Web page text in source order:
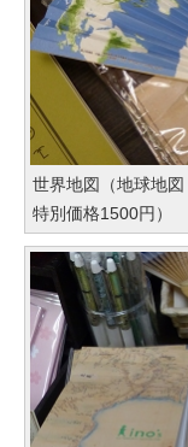
世界地図（地球地
特別価格1500円）